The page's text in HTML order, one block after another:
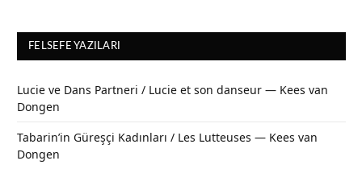
FELSEFE YAZILARI
Lucie ve Dans Partneri / Lucie et son danseur — Kees van
Dongen
Tabarin’in Güreşçi Kadınları / Les Lutteuses — Kees van
Dongen